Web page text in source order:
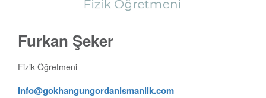
Furkan Şeker
Fizik Öğretmeni
info@gokhangungordanismanlik.com